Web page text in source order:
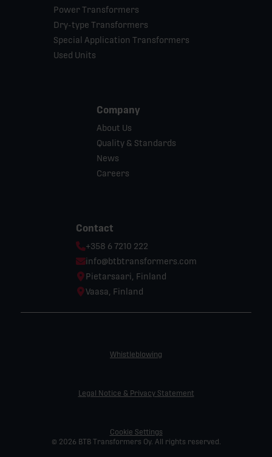
Power Transformers
Dry-type Transformers
Special Application Transformers
Used Units
Company
About Us
Quality & Standards
News
Careers
Contact
Phone:
+358 6 7210 222
Email:
info@btbtransformers.com
Location:
Pietarsaari, Finland
Location:
Vaasa, Finland
© 2026 BTB Transformers Oy. All rights reserved.
Whistleblowing
Legal Notice & Privacy Statement
Cookie Settings